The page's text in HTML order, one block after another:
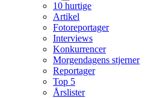
10 hurtige
Artikel
Fotoreportager
Interviews
Konkurrencer
Morgendagens stjerner
Reportager
Top 5
Årslister